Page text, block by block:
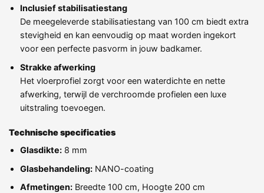
Inclusief stabilisatiestang
De meegeleverde stabilisatiestang van 100 cm biedt extra
stevigheid en kan eenvoudig op maat worden ingekort
voor een perfecte pasvorm in jouw badkamer.
Strakke afwerking
Het vloerprofiel zorgt voor een waterdichte en nette
afwerking, terwijl de verchroomde profielen een luxe
uitstraling toevoegen.
Technische specificaties
Glasdikte:8 mm
Glasbehandeling:NANO-coating
Afmetingen:Breedte 100 cm, Hoogte 200 cm